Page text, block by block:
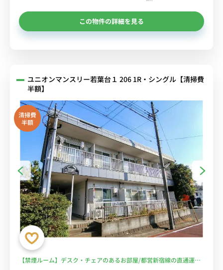
この物件の詳細を見る
ユニオンマンスリー若葉台１ 206 1R・シングル【清掃費
半額】
清掃費
半額
【禁煙ルーム】デスク・チェアのあるお部屋/都営新宿線の直通運転